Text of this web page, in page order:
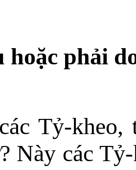
hoặc phải
Tỷ-kheo,
Này các